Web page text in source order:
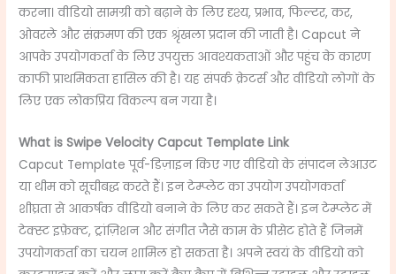
करना। वीडियो सामग्री को बढ़ाने के लिए दृश्य, प्रभाव, फिल्टर, कर,
ओवरले और संक्रमण की एक श्रृंखला प्रदान की जाती है। Capcut ने
आपके उपयोगकर्ता के लिए उपयुक्त आवश्यकताओं और पहुंच के कारण
काफी प्राथमिकता हासिल की है। यह संपर्क क्रेटर्स और वीडियो लोगों के
लिए एक लोकप्रिय विकल्प बन गया है।
What isSwipe Velocity Capcut Template Link
Capcut Template पूर्व-डिज़ाइन किए गए वीडियो के संपादन लेआउट
या थीम को सूचीबद्ध करते हैं। इन टेम्प्लेट का उपयोग उपयोगकर्ता
शीघ्रता से आकर्षक वीडियो बनाने के लिए कर सकते हैं। इन टेम्प्लेट में
टेक्स्ट इफ़ेक्ट, ट्रांज़िशन और संगीत जैसे काम के प्रीसेट होते हैं जिनमें
उपयोगकर्ता का चयन शामिल हो सकता है। अपने स्वयं के वीडियो को